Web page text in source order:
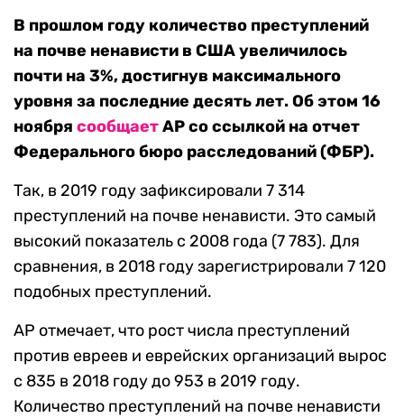
В прошлом году количество преступлений
на почве ненависти в США увеличилось
почти на 3%, достигнув максимального
уровня за последние десять лет. Об этом 16
ноября сообщаетAP со ссылкой на отчет
Федерального бюро расследований (ФБР).
Так, в 2019 году зафиксировали 7 314
преступлений на почве ненависти. Это самый
высокий показатель с 2008 года (7 783). Для
сравнения, в 2018 году зарегистрировали 7 120
подобных преступлений.
AP отмечает, что рост числа преступлений
против евреев и еврейских организаций вырос
с 835 в 2018 году до 953 в 2019 году.
Количество преступлений на почве ненависти